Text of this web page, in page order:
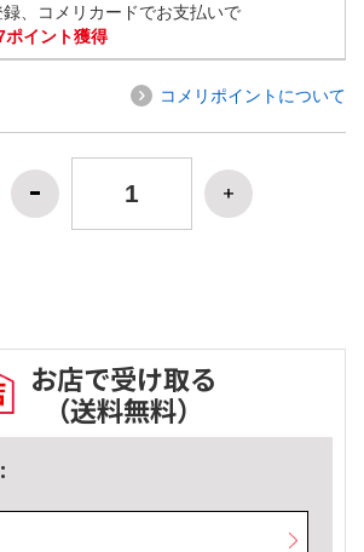
、コメリカードでお支払いで
ポイント獲得
コメリポイントについて
お店で受け取る
（送料無料）